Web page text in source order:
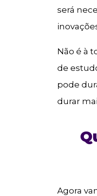
será
Não é à
de
pode
durar
Agora